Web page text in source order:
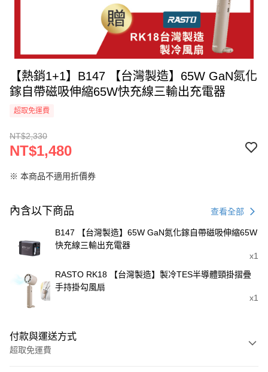
【熱銷1+1】B147 【台灣製造】65W GaN氮化
鎵自帶磁吸伸縮65W快充線三輸出充電器
超取免運費
NT$2,330
NT$1,480
※ 本商品不適用折價券
內含以下商品 查看全部
B147 【台灣製造】65W GaN氮化鎵自帶磁吸伸縮65W
快充線三輸出充電器
x1
RASTO RK18 【台灣製造】製冷TES半導體頸掛摺疊
手持掛勾風扇
x1
付款與運送方式
超取免運費